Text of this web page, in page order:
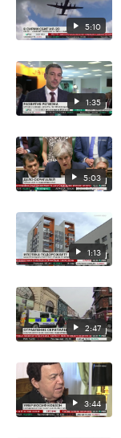
5:10
1:35
5:03
1:13
2:47
3:44